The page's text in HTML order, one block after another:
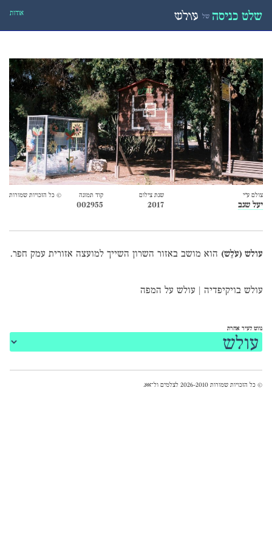
שלט כניסה של עולש אודות
צולם ע״י
יעל שגב
שנת צילום
2017
קוד תמונה
002955
© כל הזכויות שמורות
עולש (עֹלֵש) הוא מושב באזור השרון השייך למועצה אזורית עמק חפר.
עולש בויקיפדיה |עולש על המפה
נווט לעיר אחרת
© כל הזכויות שמורות 2026-2010 לצלמים ול־ אאא.